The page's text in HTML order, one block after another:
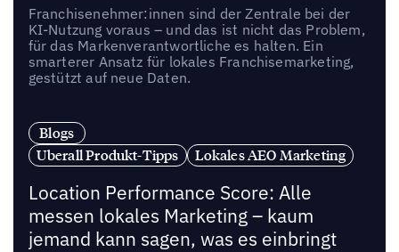
Franchisenehmer:innen sind der Zentrale bei der
KI-Nutzung voraus – und das ist nicht das Problem,
für das Markenverantwortliche es halten. Ein
smarterer Ansatz für lokales Franchisemarketing,
gestützt auf neue Daten.
Blogs
Uberall Produkt-Tipps
Lokales AEO Marketing
Location Performance Score: Alle
messen lokales Marketing – kaum
jemand kann sagen, was es einbringt